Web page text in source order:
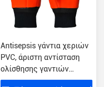
Antisepsis γάντια χεριών
PVC, άριστη αντίσταση
ολίσθησης γαντιών
εργασίας κρύου καιρού